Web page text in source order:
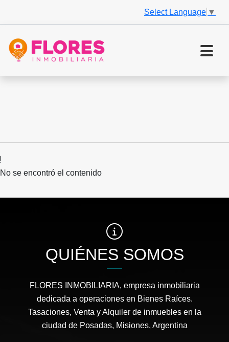
Select Language ▼
No se encontró el contenido
QUIÉNES SOMOS
FLORES INMOBILIARIA, empresa inmobiliaria
dedicada a operaciones en Bienes Raíces.
Tasaciones, Venta y Alquiler de inmuebles en la
ciudad de Posadas, Misiones, Argentina